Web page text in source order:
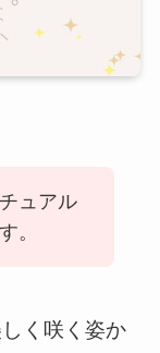
ュアル
。
く咲く姿か